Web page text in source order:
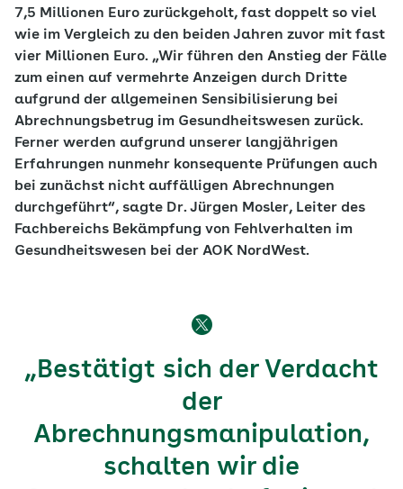
7,5 Millionen Euro zurückgeholt, fast doppelt so viel
wie im Vergleich zu den beiden Jahren zuvor mit fast
vier Millionen Euro. „Wir führen den Anstieg der Fälle
zum einen auf vermehrte Anzeigen durch Dritte
aufgrund der allgemeinen Sensibilisierung bei
Abrechnungsbetrug im Gesundheitswesen zurück.
Ferner werden aufgrund unserer langjährigen
Erfahrungen nunmehr konsequente Prüfungen auch
bei zunächst nicht auffälligen Abrechnungen
durchgeführt“, sagte Dr. Jürgen Mosler, Leiter des
Fachbereichs Bekämpfung von Fehlverhalten im
Gesundheitswesen bei der AOK NordWest.
„Bestätigt sich der Verdacht
der
Abrechnungsmanipulation,
schalten wir die